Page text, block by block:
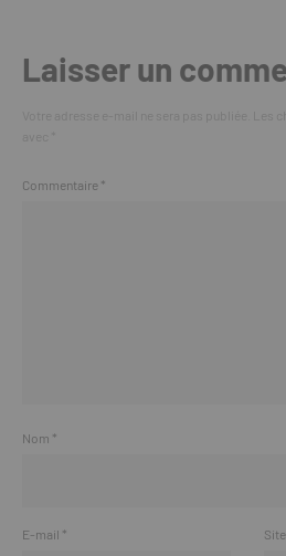
Laisser un
Commentaire *
Nom *
E-mail *